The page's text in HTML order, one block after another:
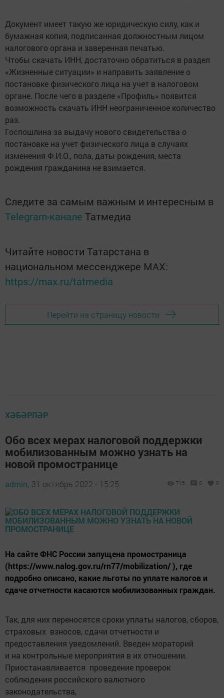
Документ имеет такую же юридическую силу, как и
бумажная копия, подписанная должностным лицом
налогового органа и заверенная печатью.
Чтобы скачать ИНН, достаточно обратиться в раздел
«Жизненные ситуации» и направить заявление о
постановке физического лица на учет в налоговом
органе. После чего в разделе «Профиль» появится
возможность скачать ИНН неограниченное количество
раз.
Госпошлина за выдачу нового свидетельства о
постановке на учет физического лица в случаях
изменения Ф.И.О., пола, даты рождения, места
рождения гражданина не взимается.
Следите за самым важным и интересным в
Telegram-канале Татмедиа
Читайте новости Татарстана в
национальном мессенджере MАХ:
https://max.ru/tatmedia
Перейти на страницу новости
ХӘБӘРЛӘР
Обо всех мерах налоговой поддержки
мобилизованным можно узнать на
новой промостранице
admin, 31 октябрь 2022 - 15:25 715 0 0
На сайте ФНС России запущена промостраница
(https://www.nalog.gov.ru/rn77/mobilization/ ), где
подробно описано, какие льготы по уплате налогов и
сдаче отчетности касаются мобилизованных граждан.
Так, для них переносятся сроки уплаты налогов, сборов,
страховых взносов, сдачи отчетности и
предоставления уведомлений. Введен мораторий
и на контрольные мероприятия в их отношении.
Приостанавливается проведение проверок
соблюдения российского валютного
законодательства,